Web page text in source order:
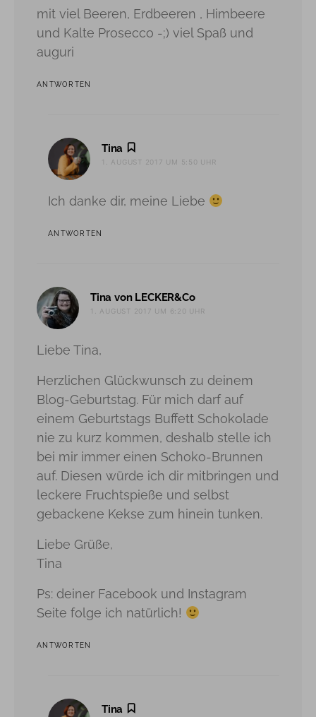
mit viel Beeren, Erdbeeren , Himbeere
und Kalte Prosecco -;) viel Spaß und
auguri
ANTWORTEN
Tina
1. AUGUST 2017 UM 5:50 UHR
Ich danke dir, meine Liebe
ANTWORTEN
Tina von LECKER&Cosagt:
1. AUGUST 2017 UM 6:20 UHR
Liebe Tina,
Herzlichen Glückwunsch zu deinem
Blog-Geburtstag. Für mich darf auf
einem Geburtstags Buffett Schokolade
nie zu kurz kommen, deshalb stelle ich
bei mir immer einen Schoko-Brunnen
auf. Diesen würde ich dir mitbringen und
leckere Fruchtspieße und selbst
gebackene Kekse zum hinein tunken.
Liebe Grüße,
Tina
Ps: deiner Facebook und Instagram
Seite folge ich natürlich!
ANTWORTEN
Tina